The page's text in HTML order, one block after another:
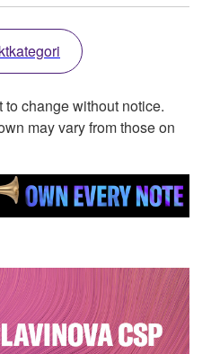
change without notice.
may vary from those on